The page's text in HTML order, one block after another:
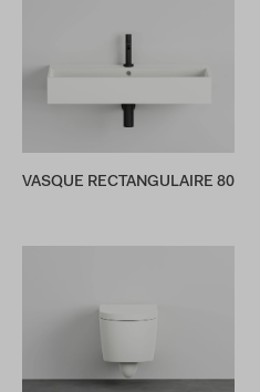
VASQUE RECTANGULAIRE 80